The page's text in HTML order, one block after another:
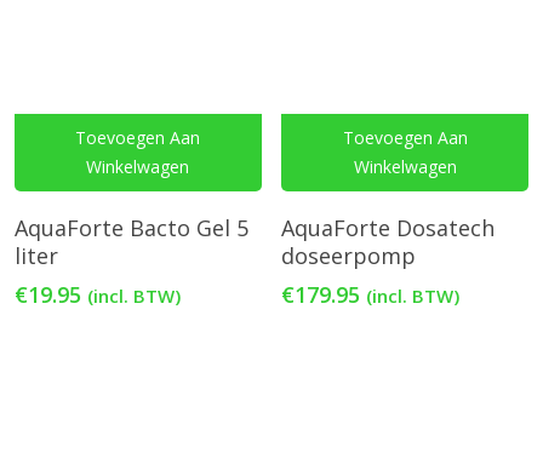
Toevoegen Aan
Winkelwagen
AquaForte Bacto Gel 5
liter
€19.95 (incl. BTW)
Toevoegen Aan
Winkelwagen
AquaForte Dosatech
doseerpomp
€179.95 (incl. BTW)